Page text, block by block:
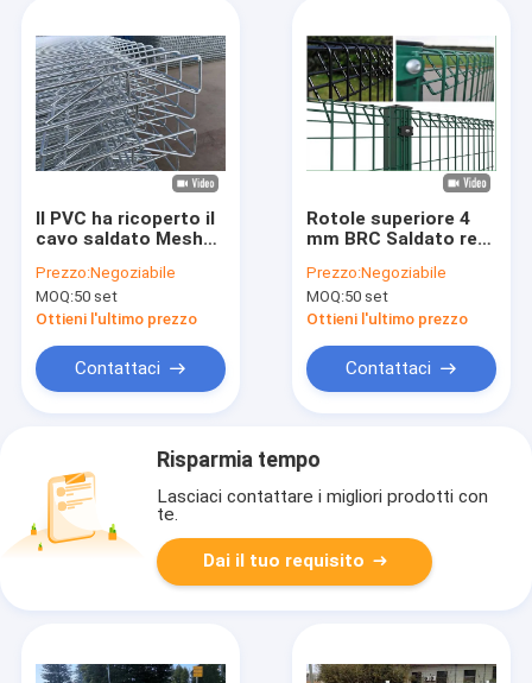
Il PVC ha ricoperto il
cavo saldato Mesh
rotolo di BRC
100x300mm
Prezzo:Negoziabile
MOQ:50 set
Ottieni l'ultimo prezzo
Contattaci
Rotole superiore 4
mm BRC Saldato rete
recinzione Quadrato
Post
Prezzo:Negoziabile
MOQ:50 set
Ottieni l'ultimo prezzo
Contattaci
Risparmia tempo
Lasciaci contattare i migliori prodotti con
te.
Dai il tuo requisito